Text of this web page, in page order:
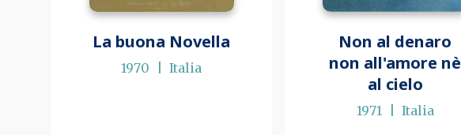
La buona Novella
1970 Italia
Non al denaro
non all'amore nè
al cielo
1971 Italia